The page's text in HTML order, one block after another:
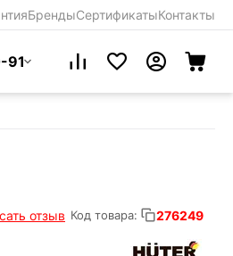
БрендыСертификатыКонтакты
91
отзыв Код товара: 276249